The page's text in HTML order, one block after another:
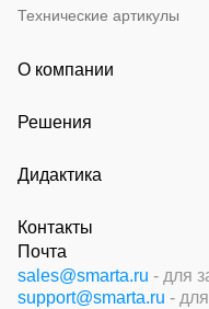
Технические артикулы
О компании
Решения
Дидактика
Контакты
Почта
sales@smarta.ru - для
support@smarta.ru -